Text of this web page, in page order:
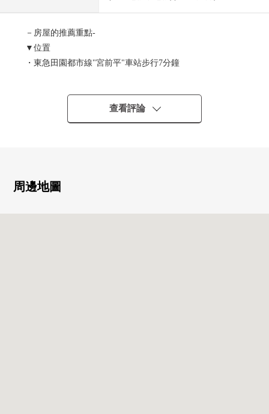
－房屋的推薦重點-
▼位置
・東急田園都市線"宮前平"車站步行7分鐘
▼Mansion的特徴
・24小時用安全安心的生活
・已經附帶TV監視器的內部對講機設置
(全長:5000mm，整幅:1850mm)，
查看評論
周邊地圖